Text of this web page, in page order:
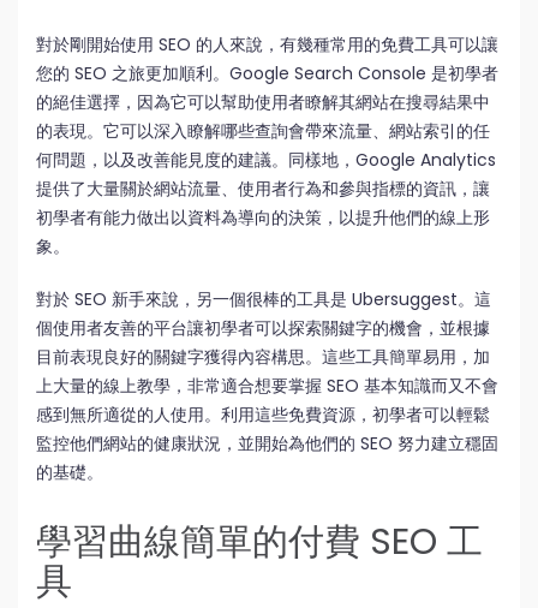
對於剛開始使用 SEO 的人來說，有幾種常用的免費工具可以讓
您的 SEO 之旅更加順利。Google Search Console 是初學者
的絕佳選擇，因為它可以幫助使用者瞭解其網站在搜尋結果中
的表現。它可以深入瞭解哪些查詢會帶來流量、網站索引的任
何問題，以及改善能見度的建議。同樣地，Google Analytics
提供了大量關於網站流量、使用者行為和參與指標的資訊，讓
初學者有能力做出以資料為導向的決策，以提升他們的線上形
象。
對於 SEO 新手來說，另一個很棒的工具是 Ubersuggest。這
個使用者友善的平台讓初學者可以探索關鍵字的機會，並根據
目前表現良好的關鍵字獲得內容構思。這些工具簡單易用，加
上大量的線上教學，非常適合想要掌握 SEO 基本知識而又不會
感到無所適從的人使用。利用這些免費資源，初學者可以輕鬆
監控他們網站的健康狀況，並開始為他們的 SEO 努力建立穩固
的基礎。
學習曲線簡單的付費 SEO 工
具